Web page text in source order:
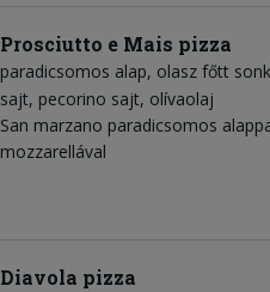
Prosciutto e Mais pizza
paradicsomos alap olasz főtt
sajt pecorino sajt olívaolaj
San marzano paradicsomos
mozzarellával
Diavola pizza